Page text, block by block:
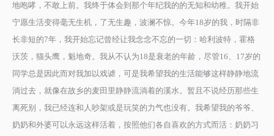
地咆哮，不敢上前。我终于体会到那个年纪我的的无知和幼稚。我开始
宁愿生活变得毫无生机，了无生趣，波澜不惊。今年18岁的我，时隔非
长非短的7年，我开始忘记曾经让我念念不忘的一切：哈利波特，霍格
沃茨，猫头鹰，魁地奇。我从不认为18是衰老的年龄，尽管16、17岁的
同学总是因此而对我加以戏谑，可是我希望我的生活能够这样静静地流
淌过去，就像在故乡的麦田里静静流淌着的溪水。暂且不说经历那些生
离死别，我已经连和人吵架或是玩笑的力气也没有。我希望我的爷爷、
奶奶和外婆可以永远这样活着，按照他们各自喜欢的方式而活：奶奶习